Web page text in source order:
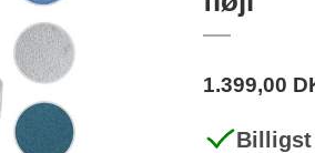
1.399,00
Billigst